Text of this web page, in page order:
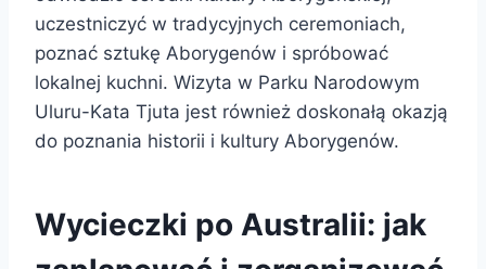
uczestniczyć w tradycyjnych ceremoniach,
poznać sztukę Aborygenów i spróbować
lokalnej kuchni. Wizyta w Parku Narodowym
Uluru-Kata Tjuta jest również doskonałą okazją
do poznania historii i kultury Aborygenów.
Wycieczki po Australii: jak